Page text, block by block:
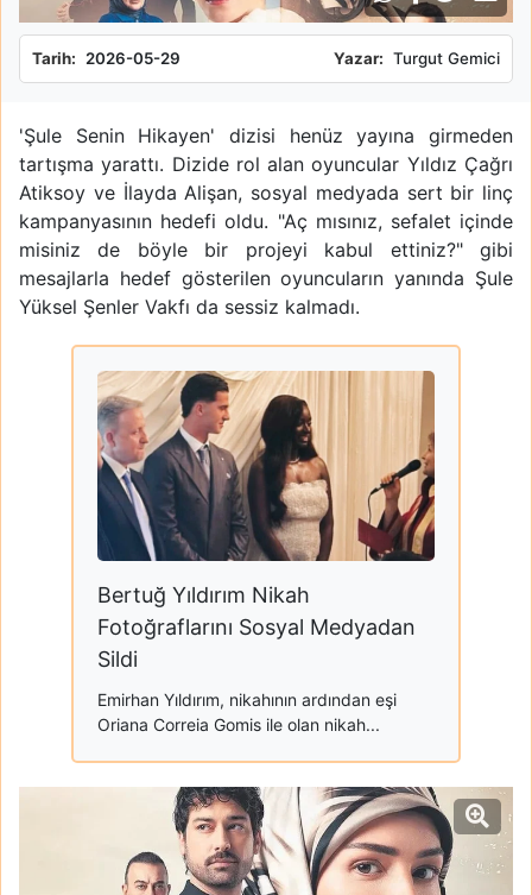
Tarih: 2026-05-29 Yazar: Turgut Gemici
'Şule Senin Hikayen' dizisi henüz yayına girmeden
tartışma yarattı. Dizide rol alan oyuncular Yıldız Çağrı
Atiksoy ve İlayda Alişan, sosyal medyada sert bir linç
kampanyasının hedefi oldu. "Aç mısınız, sefalet içinde
misiniz de böyle bir projeyi kabul ettiniz?" gibi
mesajlarla hedef gösterilen oyuncuların yanında Şule
Yüksel Şenler Vakfı da sessiz kalmadı.
Bertuğ Yıldırım Nikah
Fotoğraflarını Sosyal Medyadan
Sildi
Emirhan Yıldırım, nikahının ardından eşi
Oriana Correia Gomis ile olan nikah...